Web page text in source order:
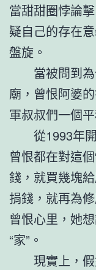
當甜甜圈悖論
疑自己的存在
盤旋。
當被問到
廟，曾恨阿婆
軍叔叔們一個
從1993年
曾恨都在對這
錢，就買幾塊
捐錢，就再為
曾恨心里，她
“家”。
現實上，